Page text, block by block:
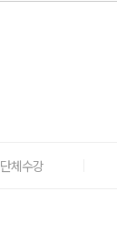
단체수강